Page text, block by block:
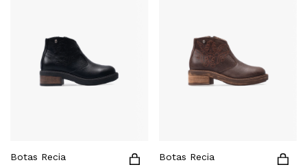
Botas Recia Botas Recia